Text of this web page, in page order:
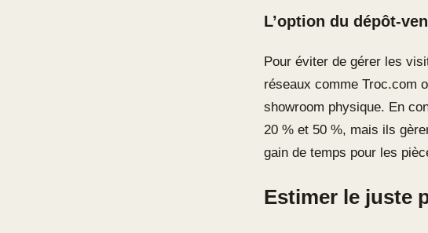
L’option du dépôt-
Pour éviter de gérer les
réseaux comme Troc.com
showroom physique. En
20 % et 50 %, mais ils
gain de temps pour les
Estimer le juste